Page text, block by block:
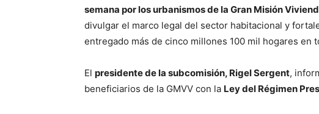
semana por los urbanismos de la Gran Misión
divulgar el marco legal del sector habitacional y
entregado más de cinco millones 100 mil hogares en
El presidente de la subcomisión, Rigel Sergent,
beneficiarios de la GMVV con la Ley del Régimen